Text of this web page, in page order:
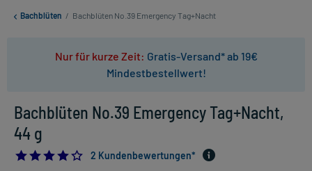
Bachblüten / Bachblüten No.39 Emergency Tag+Nacht
Nur für kurze Zeit: Gratis-Versand* ab 19€
Mindestbestellwert!
Bachblüten No.39 Emergency Tag+Nacht,
44 g
4.0
2 Kundenbewertungen*